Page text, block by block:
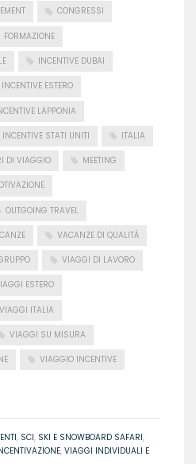
CONGRESSI
FORMAZIONE
INCENTIVE DUBAI
INCENTIVE ESTERO
LAPPONIA
INCENTIVE STATI UNITI ITALIA
DI VIAGGIO MEETING
OUTGOING TRAVEL
VACANZE DI QUALITÀ
VIAGGI DI LAVORO
ESTERO
VIAGGI ITALIA
VIAGGI SU MISURA
VIAGGIO INCENTIVE
, SCI, SKI E SNOWBOARD SAFARI,
, VIAGGI INDIVIDUALI E